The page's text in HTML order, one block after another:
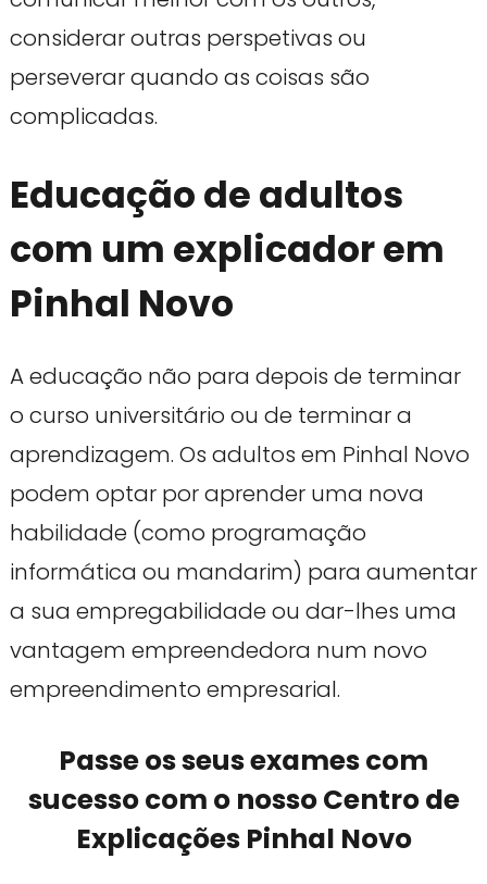
considerar outras perspetivas ou
perseverar quando as coisas são
complicadas.
Educação de adultos
com um explicador em
Pinhal Novo
A educação não para depois de terminar
o curso universitário ou de terminar a
aprendizagem. Os adultos em Pinhal Novo
podem optar por aprender uma nova
habilidade (como programação
informática ou mandarim) para aumentar
a sua empregabilidade ou dar-lhes uma
vantagem empreendedora num novo
empreendimento empresarial.
Passe os seus exames com
sucesso com o nosso Centro de
Explicações Pinhal Novo